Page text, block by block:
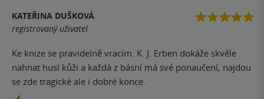
KATEŘINA DUŠKOVÁ
registrovaný uživatel
Ke knize se pravidelně vracím. K. J. Erben dokáže skvěle
nahnat husí kůži a každá z básní má své ponaučení, najdou
se zde tragické ale i dobré konce.